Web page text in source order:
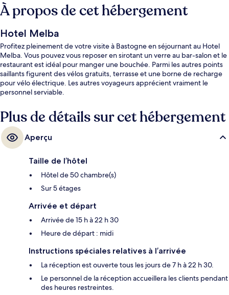
À propos de cet hébergement
Hotel Melba
Profitez pleinement de votre visite à Bastogne en séjournant au Hotel
Melba. Vous pouvez vous reposer en sirotant un verre au bar-salon et le
restaurant est idéal pour manger une bouchée. Parmi les autres points
saillants figurent des vélos gratuits, terrasse et une borne de recharge
pour vélo électrique. Les autres voyageurs apprécient vraiment le
personnel serviable.
Plus de détails sur cet hébergement
Aperçu
Taille de l’hôtel
Hôtel de 50 chambre(s)
Sur 5 étages
Arrivée et départ
Arrivée de 15 h à 22 h 30
Heure de départ : midi
Instructions spéciales relatives à l’arrivée
La réception est ouverte tous les jours de 7 h à 22 h 30.
Le personnel de la réception accueillera les clients pendant
des heures restreintes.